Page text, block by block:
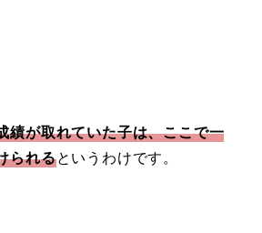
績が取れていた子は、ここで一
られるというわけです。